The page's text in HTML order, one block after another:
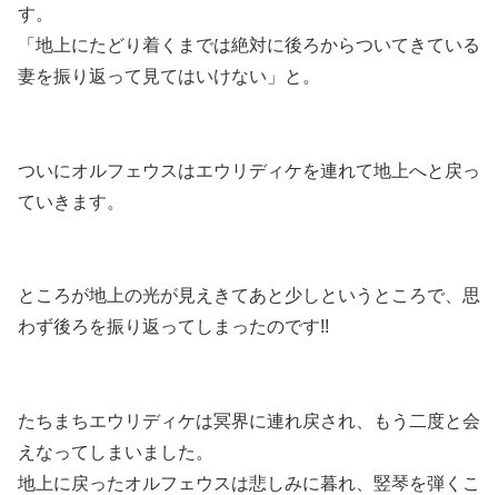
す。
「地上にたどり着くまでは絶対に後ろからついてきている
妻を振り返って見てはいけない」と。
ついにオルフェウスはエウリディケを連れて地上へと戻っ
ていきます。
ところが地上の光が見えきてあと少しというところで、思
わず後ろを振り返ってしまったのです!!
たちまちエウリディケは冥界に連れ戻され、もう二度と会
えなってしまいました。
地上に戻ったオルフェウスは悲しみに暮れ、竪琴を弾くこ